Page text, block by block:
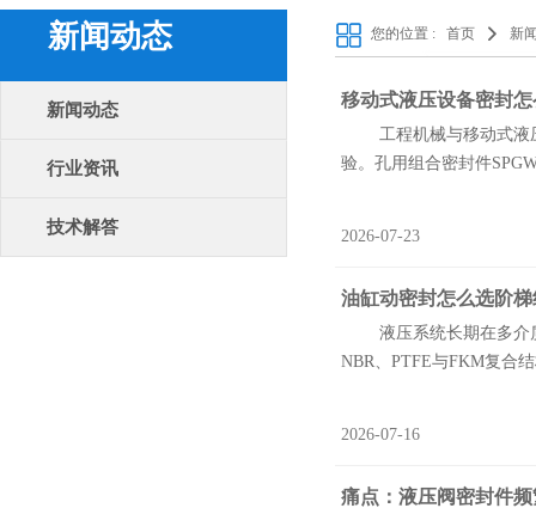
新闻动态
新闻动态
行业资讯
技术解答
您的位置 : 首页 新
移动式液压设备密封
工程机械与移动式液压
验。孔用组合密封件
2026-07-23
油缸动密封怎么选阶
液压系统长期在多介质
NBR、PTFE与FKM复合
2026-07-16
痛点‌：液压阀密封件